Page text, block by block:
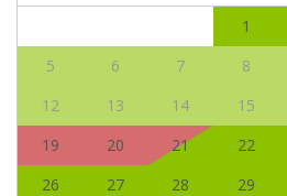
1
5
6 7 8
12
13 14 15
19
20 21 22
26
27 28 29